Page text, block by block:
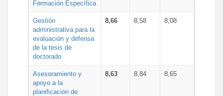
Formación Específica
Gestión
administrativa para la
evaluación y defensa
de la tesis de
doctorado
8,66 8,58 8,08
Asesoramiento y
apoyo a la
planificación de
8,63 8,84 8,65